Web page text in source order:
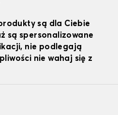
są dla Ciebie
są spersonalizowane
nie podlegają
nie wahaj się z